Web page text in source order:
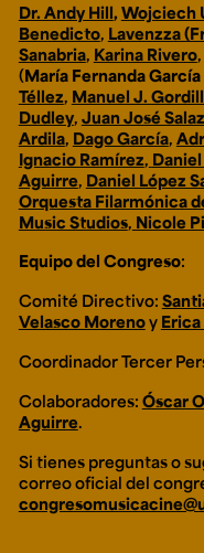
Dr. Andy Hill,Wojciech
Benedicto, Lavenzza
Sanabria, Karina Rivero,
(María Fernanda García
Téllez, Manuel J.
Dudley, Juan José
Ardila, Dago García,
Ignacio Ramírez,
Aguirre, Daniel López
Orquesta Filarmónica
Music Studios, Nicole
Equipo del Congreso:
Comité Directivo:
Velasco Morenoy
Coordinador Tercer
Colaboradores: Óscar
Aguirre.
Si tienes preguntas o
correo oficial del